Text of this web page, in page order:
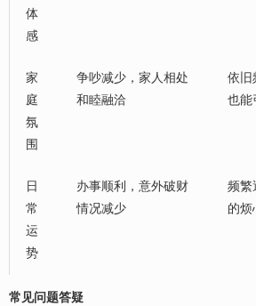
体
感
家
庭
氛
围
争吵减少，家人相处
和睦融洽
依旧
也能
日
常
运
势
办事顺利，意外破财
情况减少
频繁
的烦
常见问题答疑